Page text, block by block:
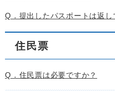
Q．提出したパスポートは返し
住民票
Q．住民票は必要ですか？